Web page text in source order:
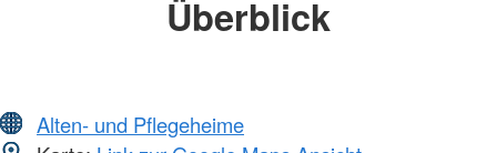
Überblick
Alten- und Pflegeheime